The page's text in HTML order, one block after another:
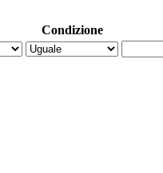
Condizione